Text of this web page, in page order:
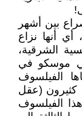
بين أشهر
أي أنها نزاع
الشرقية،
موسكو في
الفيلسوف
كثيرون (عقل
الفيلسوف